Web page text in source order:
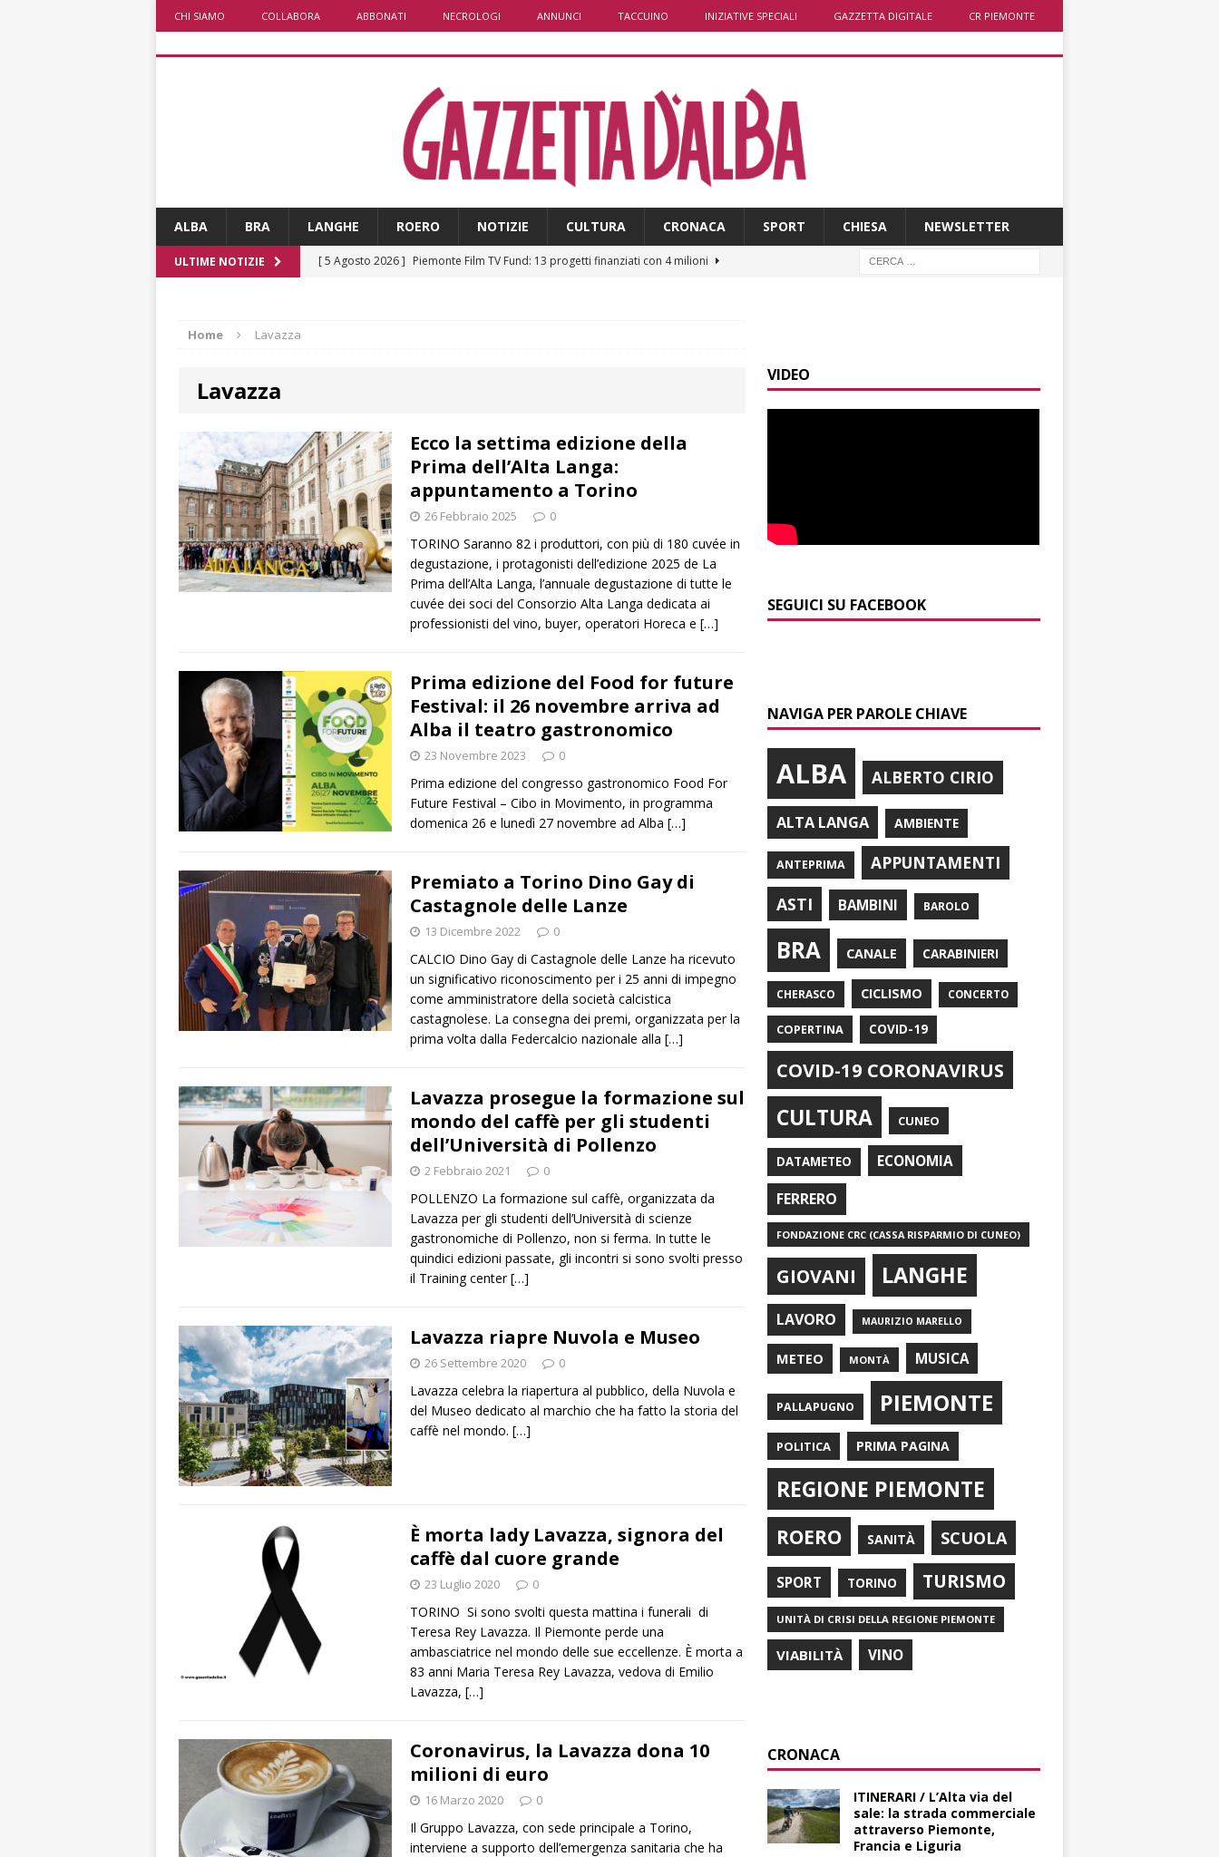
CHI SIAMO COLLABORA ABBONATI NECROLOGI ANNUNCI TACCUINO INIZIATIVE SPECIALI GAZZETTA DIGITALE CR PIEMONTE
ALBA BRA LANGHE ROERO NOTIZIE CULTURA CRONACA SPORT CHIESA NEWSLETTER
ULTIME NOTIZIE [ 5 Agosto 2026 ] Piemonte Film TV Fund: 13 progetti finanziati con 4 milioni
[ 5 Agosto 2026 ]
Sulla provinciale 661 tra Sanfrè e Bra nuova segnaletica per
aumentare la sicurezza
BRA
[ 5 Agosto 2026 ]
BRA
[ 5 Agosto 2026 ]
ITINERARI / Valle Varaita: camminare in compagnia dei
Sarvanot, piccoli folletti dispettosi
ALTRE NOTIZIE
Incidente in viale Madonna dei Fiori a Bra, un ferito a Verduno
[ 6 Agosto 2026 ]
ITINERARI / L’Alta via del sale: la strada commerciale attraverso
Piemonte, Francia e Liguria
ALTRE NOTIZIE
Home Lavazza
Lavazza
Ecco la settima edizione della
Prima dell’Alta Langa:
appuntamento a Torino
26 Febbraio 2025 0
TORINO Saranno 82 i produttori, con più di 180 cuvée in
degustazione, i protagonisti dell’edizione 2025 de La
Prima dell’Alta Langa, l’annuale degustazione di tutte le
cuvée dei soci del Consorzio Alta Langa dedicata ai
professionisti del vino, buyer, operatori Horeca e […]
Prima edizione del Food for future
Festival: il 26 novembre arriva ad
Alba il teatro gastronomico
23 Novembre 2023 0
Prima edizione del congresso gastronomico Food For
Future Festival – Cibo in Movimento, in programma
domenica 26 e lunedì 27 novembre ad Alba […]
Premiato a Torino Dino Gay di
Castagnole delle Lanze
13 Dicembre 2022 0
CALCIO Dino Gay di Castagnole delle Lanze ha ricevuto
un significativo riconoscimento per i 25 anni di impegno
come amministratore della società calcistica
castagnolese. La consegna dei premi, organizzata per la
prima volta dalla Federcalcio nazionale alla […]
Lavazza prosegue la formazione sul
mondo del caffè per gli studenti
dell’Università di Pollenzo
2 Febbraio 2021 0
POLLENZO La formazione sul caffè, organizzata da
Lavazza per gli studenti dell’Università di scienze
gastronomiche di Pollenzo, non si ferma. In tutte le
quindici edizioni passate, gli incontri si sono svolti presso
il Training center[…]
Lavazza riapre Nuvola e Museo
26 Settembre 2020 0
Lavazza celebra la riapertura al pubblico, della Nuvola e
del Museo dedicato al marchio che ha fatto la storia del
caffè nel mondo. […]
È morta lady Lavazza, signora del
caffè dal cuore grande
23 Luglio 2020 0
TORINO Si sono svolti questa mattina i funerali di
Teresa Rey Lavazza. Il Piemonte perde una
ambasciatrice nel mondo delle sue eccellenze. È morta a
83 anni Maria Teresa Rey Lavazza, vedova di Emilio
Lavazza, […]
Coronavirus, la Lavazza dona 10
milioni di euro
16 Marzo 2020 0
Il Gruppo Lavazza, con sede principale a Torino,
interviene a supporto dell’emergenza sanitaria che ha
VIDEO
SEGUICI SU FACEBOOK
NAVIGA PER PAROLE CHIAVE
ALBA ALBERTO CIRIO
ALTA LANGA AMBIENTE
ANTEPRIMA
APPUNTAMENTI
ASTI
BAMBINI BAROLO
BRA CANALE CARABINIERI
CHERASCO CICLISMO CONCERTO
COPERTINA COVID-19
COVID-19 CORONAVIRUS
CULTURA CUNEO
DATAMETEO ECONOMIA
FERRERO
FONDAZIONE CRC (CASSA RISPARMIO DI CUNEO)
GIOVANI LANGHE
LAVORO MAURIZIO MARELLO
METEO MONTÀ MUSICA
PALLAPUGNO PIEMONTE
POLITICA PRIMA PAGINA
REGIONE PIEMONTE
ROERO SANITÀ SCUOLA
SPORT TORINO TURISMO
UNITÀ DI CRISI DELLA REGIONE PIEMONTE
VIABILITÀ VINO
CRONACA
ITINERARI / L’Alta via del
sale: la strada commerciale
attraverso Piemonte,
Francia e Liguria